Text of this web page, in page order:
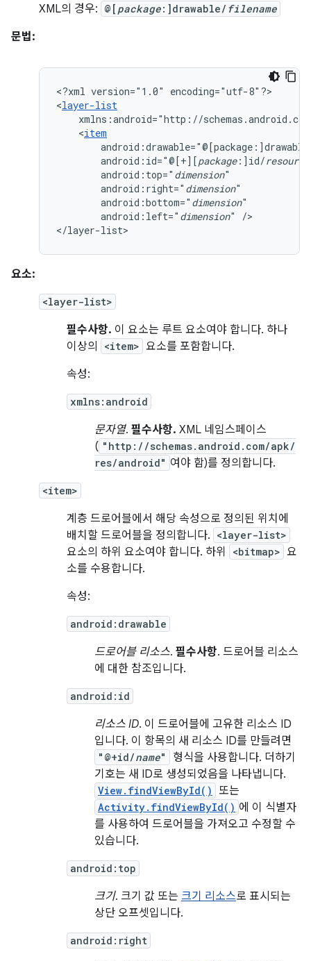
XML의 경우: @[ package:]drawable/ filename
문법:
<?xml version="1.0"
encoding="utf-8"?>
<layer-list
xmlns:android="http://
<item
android:id="@[+][package:]id/
android:top=" dimension
android:right=" dimension
android:bottom=" dimension
android:left=" dimension"
/>
</layer-list>
요소:
<layer-list>
필수사항. 이 요소는 루트 요소여야 합니다. 하나
이상의
<item> 요소를 포함합니다.
속성:
xmlns:android
문자열. 필수사항. XML 네임스페이스
( "http://schemas.android.com/apk/
res/android" 여야 함)를 정의합니다.
<item>
계층 드로어블에서 해당 속성으로 정의된 위치에
배치할 드로어블을 정의합니다. <layer-list>
요소의 하위 요소여야 합니다. 하위 <bitmap> 요
소를 수용합니다.
속성:
android:drawable
드로어블 리소스. 필수사항. 드로어블 리소스
에 대한 참조입니다.
android:id
리소스 ID. 이 드로어블에 고유한 리소스 ID
입니다. 이 항목의 새 리소스 ID를 만들려면
"@+id/name"
형식을 사용합니다. 더하기
기호는 새 ID로 생성되었음을 나타냅니다.
View.findViewById() 또는
Activity.findViewById() 에 이 식별자
를 사용하여 드로어블을 가져오고 수정할 수
있습니다.
android:top
크기. 크기 값 또는 크기 리소스로 표시되는
상단 오프셋입니다.
android:right